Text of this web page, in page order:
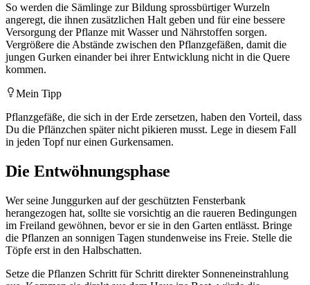
So werden die Sämlinge zur Bildung sprossbürtiger Wurzeln
angeregt, die ihnen zusätzlichen Halt geben und für eine bessere
Versorgung der Pflanze mit Wasser und Nährstoffen sorgen.
Vergrößere die Abstände zwischen den Pflanzgefäßen, damit die
jungen Gurken einander bei ihrer Entwicklung nicht in die Quere
kommen.
Mein Tipp
Pflanzgefäße, die sich in der Erde zersetzen, haben den Vorteil, dass
Du die Pflänzchen später nicht pikieren musst. Lege in diesem Fall
in jeden Topf nur einen Gurkensamen.
Die Entwöhnungsphase
Wer seine Junggurken auf der geschützten Fensterbank
herangezogen hat, sollte sie vorsichtig an die raueren Bedingungen
im Freiland gewöhnen, bevor er sie in den Garten entlässt. Bringe
die Pflanzen an sonnigen Tagen stundenweise ins Freie. Stelle die
Töpfe erst in den Halbschatten.
Setze die Pflanzen Schritt für Schritt direkter Sonneneinstrahlung